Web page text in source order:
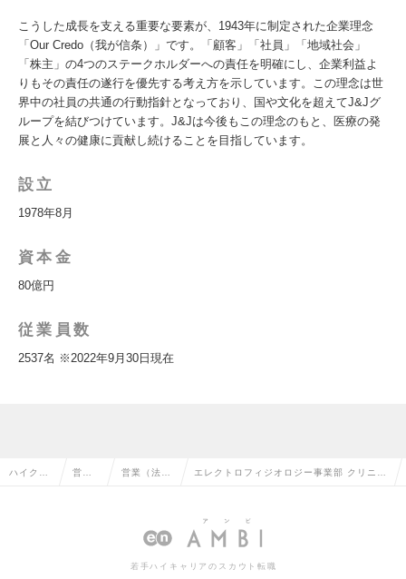
こうした成長を支える重要な要素が、1943年に制定された企業理念
「Our Credo（我が信条）」です。「顧客」「社員」「地域社会」
「株主」の4つのステークホルダーへの責任を明確にし、企業利益よ
りもその責任の遂行を優先する考え方を示しています。この理念は世
界中の社員の共通の行動指針となっており、国や文化を超えてJ&Jグ
ループを結びつけています。J&Jは今後もこの理念のもと、医療の発
展と人々の健康に貢献し続けることを目指しています。
設立
1978年8月
資本金
80億円
従業員数
2537名 ※2022年9月30日現在
ハイクラ 営業 営業（法人 エレクトロフィジオロジー事業部 クリニカ
情報
若手ハイキャリアのスカウト転職